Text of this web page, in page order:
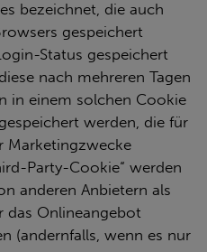
bezeichnet, die auch
gespeichert
Status gespeichert
nach mehreren Tagen
in einem solchen Cookie
werden, die für
Marketingzwecke
Party-Cookie“ werden
anderen Anbietern als
das Onlineangebot
(andernfalls, wenn es nur